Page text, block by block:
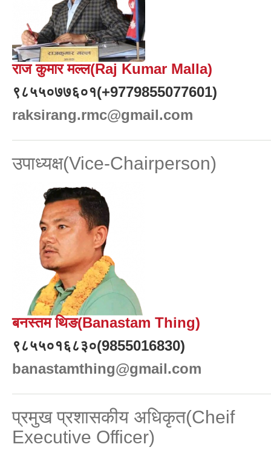
राज कुमार मल्ल(Raj Kumar Malla)
९८५५०७७६०१(+9779855077601)
raksirang.rmc@gmail.com
उपाध्यक्ष(Vice-Chairperson)
बनस्तम थिङ(Banastam Thing)
९८५५०१६८३०(9855016830)
banastamthing@gmail.com
प्रमुख प्रशासकीय अधिकृत(Cheif
Executive Officer)